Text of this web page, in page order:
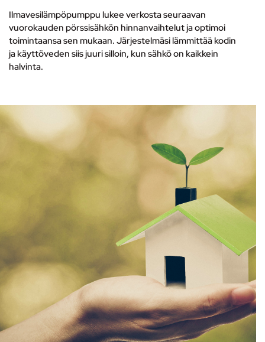
Ilmavesilämpöpumppu lukee verkosta seuraavan
vuorokauden pörssisähkön hinnanvaihtelut ja optimoi
toimintaansa sen mukaan. Järjestelmäsi lämmittää kodin
ja käyttöveden siis juuri silloin, kun sähkö on kaikkein
halvinta.